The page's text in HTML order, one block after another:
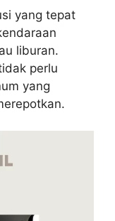
yang tepat
liburan.
perlu
yang